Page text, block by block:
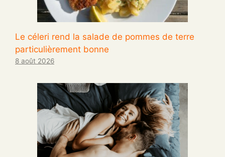
Le céleri rend la salade de pommes de terre
particulièrement bonne
8 août 2026